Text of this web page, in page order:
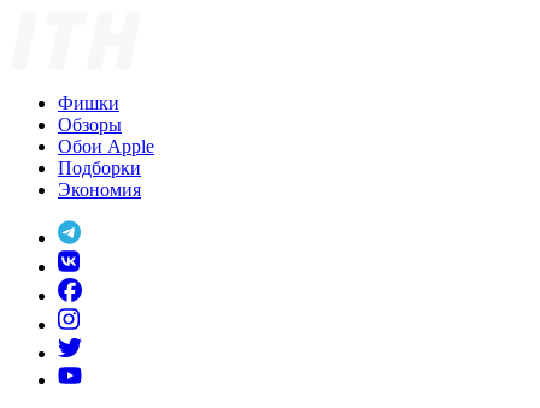
Фишки
Обзоры
Обои Apple
Подборки
Экономия